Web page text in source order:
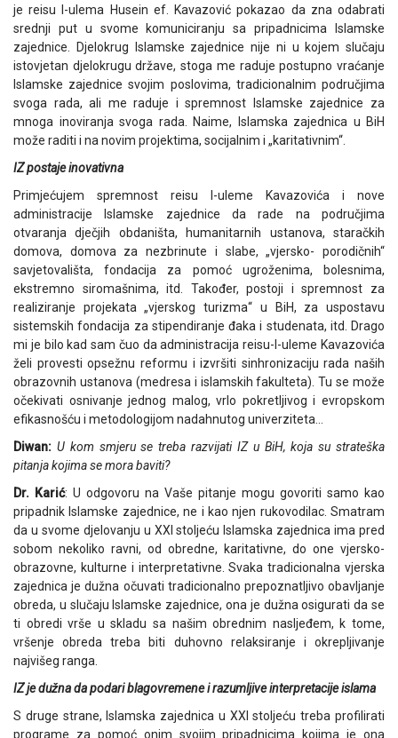
je reisu l-ulema Husein ef. Kavazović pokazao da zna odabrati
srednji put u svome komuniciranju sa pripadnicima Islamske
zajednice. Djelokrug Islamske zajednice nije ni u kojem slučaju
istovjetan djelokrugu države, stoga me raduje postupno vraćanje
Islamske zajednice svojim poslovima, tradicionalnim područjima
svoga rada, ali me raduje i spremnost Islamske zajednice za
mnoga inoviranja svoga rada. Naime, Islamska zajednica u BiH
može raditi i na novim projektima, socijalnim i „karitativnim“.
IZ postaje inovativna
Primjećujem spremnost reisu l-uleme Kavazovića i nove
administracije Islamske zajednice da rade na područjima
otvaranja dječjih obdaništa, humanitarnih ustanova, staračkih
domova, domova za nezbrinute i slabe, „vjersko- porodičnih“
savjetovališta, fondacija za pomoć ugroženima, bolesnima,
ekstremno siromašnima, itd. Također, postoji i spremnost za
realiziranje projekata „vjerskog turizma“ u BiH, za uspostavu
sistemskih fondacija za stipendiranje đaka i studenata, itd. Drago
mi je bilo kad sam čuo da administracija reisu-l-uleme Kavazovića
želi provesti opsežnu reformu i izvršiti sinhronizaciju rada naših
obrazovnih ustanova (medresa i islamskih fakulteta). Tu se može
očekivati osnivanje jednog malog, vrlo pokretljivog i evropskom
efikasnošću i metodologijom nadahnutog univerziteta…
Diwan: U kom smjeru se treba razvijati IZ u BiH, koja su strateška
pitanja kojima se mora baviti?
Dr. Karić: U odgovoru na Vaše pitanje mogu govoriti samo kao
pripadnik Islamske zajednice, ne i kao njen rukovodilac. Smatram
da u svome djelovanju u XXI stoljeću Islamska zajednica ima pred
sobom nekoliko ravni, od obredne, karitativne, do one vjersko-
obrazovne, kulturne i interpretativne. Svaka tradicionalna vjerska
zajednica je dužna očuvati tradicionalno prepoznatljivo obavljanje
obreda, u slučaju Islamske zajednice, ona je dužna osigurati da se
ti obredi vrše u skladu sa našim obrednim nasljeđem, k tome,
vršenje obreda treba biti duhovno relaksiranje i okrepljivanje
najvišeg ranga.
IZ je dužna da podari blagovremene i razumljive interpretacije islama
S druge strane, Islamska zajednica u XXI stoljeću treba profilirati
programe za pomoć onim svojim pripadnicima kojima je ona